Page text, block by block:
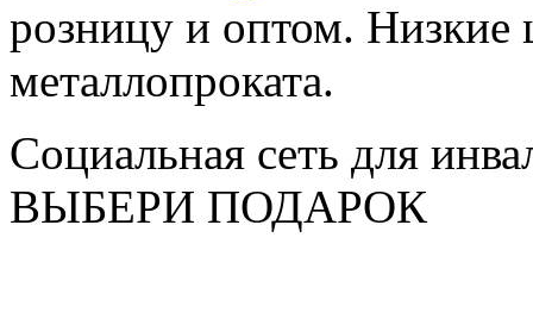
розницу и оптом. Низкие
металлопроката.
Социальная сеть для
ВЫБЕРИ ПОДАРОК